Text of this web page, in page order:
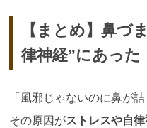
【まとめ】鼻づ
律神経”にあった
「風邪じゃないのに鼻が詰
その原因がストレスや自